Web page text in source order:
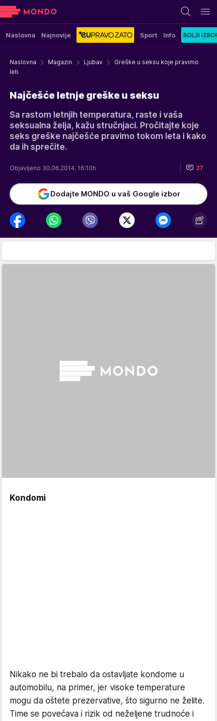
Naslovna Najnovije Sport Info
Naslovna Magazin Ljubav
Greške u seksu koje pravimo
leti
Najčešće letnje greške u seksu
Sa rastom letnjih temperatura, raste i vaša
seksualna želja, kažu stručnjaci. Pročitajte koje
seks greške najčešće pravimo tokom leta i kako
da ih sprečite.
Objavljeno 30.06.2014. 16:10h 37
Dodajte MONDO u vaš Google izbor
Kondomi
Nikako ne bi trebalo da ostavljate kondome u
automobilu, na primer, jer visoke temperature
mogu da oštete prezervative, što sigurno ne želite.
Time se povećava i rizik od neželjene trudnoće i